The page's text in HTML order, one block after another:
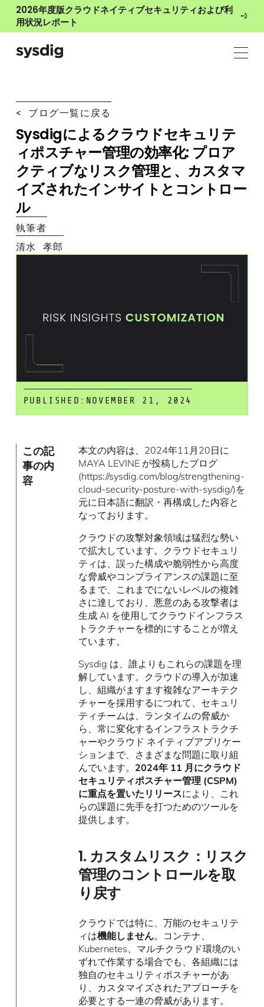
2026年度版クラウドネイティブセキュリティおよび利
用状況レポート
< ブログ一覧に戻る
Sysdigによるクラウドセキュリテ
ィポスチャー管理の効率化: プロア
クティブなリスク管理と、カスタマ
イズされたインサイトとコントロー
ル
執筆者
清水 孝郎
PUBLISHED: NOVEMBER 21, 2024
この記
事の内
容
本文の内容は、2024年11月20日に
MAYA LEVINE が投稿したブログ
(https://sysdig.com/blog/strengthening-
cloud-security-posture-with-sysdig/)を
元に日本語に翻訳・再構成した内容と
なっております。
クラウドの攻撃対象領域は猛烈な勢い
で拡大しています。クラウドセキュリ
ティは、誤った構成や脆弱性から高度
な脅威やコンプライアンスの課題に至
るまで、これまでにないレベルの複雑
さに達しており、悪意のある攻撃者は
生成 AI を使用してクラウドインフラス
トラクチャーを標的にすることが増え
ています。
Sysdig は、誰よりもこれらの課題を理
解しています。クラウドの導入が加速
し、組織がますます複雑なアーキテク
チャーを採用するにつれて、セキュリ
ティチームは、ランタイムの脅威か
ら、常に変化するインフラストラクチ
ャーやクラウド ネイティブアプリケー
ションまで、さまざまな問題に取り組
んでいます。 2024年 11 月にクラウド
セキュリティポスチャー管理 (CSPM)
に重点を置いたリリースにより、これ
らの課題に先手を打つためのツールを
提供します。
1. カスタムリスク：リスク
管理のコントロールを取
り戻す
クラウドでは特に、万能のセキュリテ
ィは機能しません。コンテナ、
Kubernetes、マルチクラウド環境のい
ずれで作業する場合でも、各組織には
独自のセキュリティポスチャーがあ
り、カスタマイズされたアプローチを
必要とする一連の脅威があります。